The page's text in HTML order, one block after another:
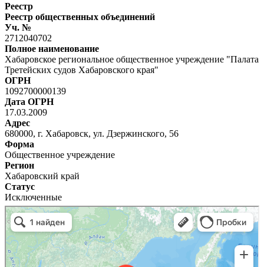
Реестр
Реестр общественных объединений
Уч. №
2712040702
Полное наименование
Хабаровское региональное общественное учреждение "Палата
Третейских судов Хабаровского края"
ОГРН
1092700000139
Дата ОГРН
17.03.2009
Адрес
680000, г. Хабаровск, ул. Дзержинского, 56
Форма
Общественное учреждение
Регион
Хабаровский край
Статус
Исключенные